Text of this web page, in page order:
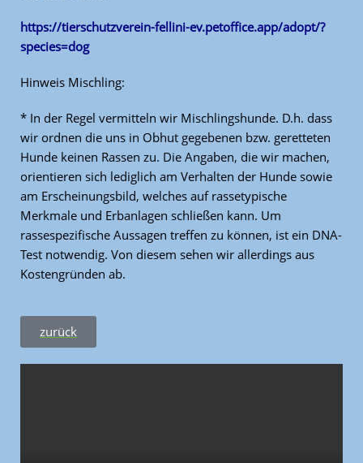
https://tierschutzverein-fellini-ev.petoffice.app/adopt/?
species=dog
Hinweis Mischling:
* In der Regel vermitteln wir Mischlingshunde. D.h. dass
wir ordnen die uns in Obhut gegebenen bzw. geretteten
Hunde keinen Rassen zu. Die Angaben, die wir machen,
orientieren sich lediglich am Verhalten der Hunde sowie
am Erscheinungsbild, welches auf rassetypische
Merkmale und Erbanlagen schließen kann. Um
rassespezifische Aussagen treffen zu können, ist ein DNA-
Test notwendig. Von diesem sehen wir allerdings aus
Kostengründen ab.
zurück